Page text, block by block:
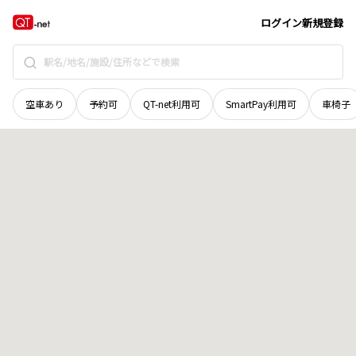
ログイン新規登録
空車あり 予約可 QT-net利用可 SmartPay利用可 車椅子
島根県